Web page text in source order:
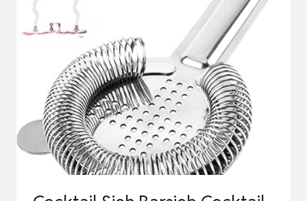
SIEB
FEINES
COCKTAILSIEB
COCKTAIL
SHAKER
STAINLESS
PASSE…